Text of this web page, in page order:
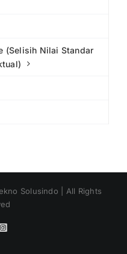
(Selisih Nilai Standar
Solusindo | All Rights
Instagram